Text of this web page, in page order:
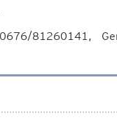
81260141,